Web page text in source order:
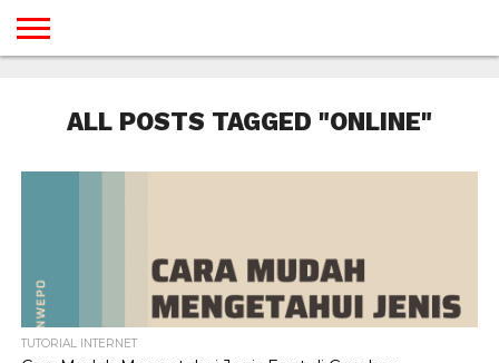
GAMES
DESAIN
ANDROID
YOUTUBE
INTERNET
WINDOWS
LINUX
MACINTOSH
MESSENGER
BLOGSPOT
WORDPRESS
PEMROGRAMAN
SEO
WEB
SERVER
ALL POSTS TAGGED "ONLINE"
TUTORIAL INTERNET